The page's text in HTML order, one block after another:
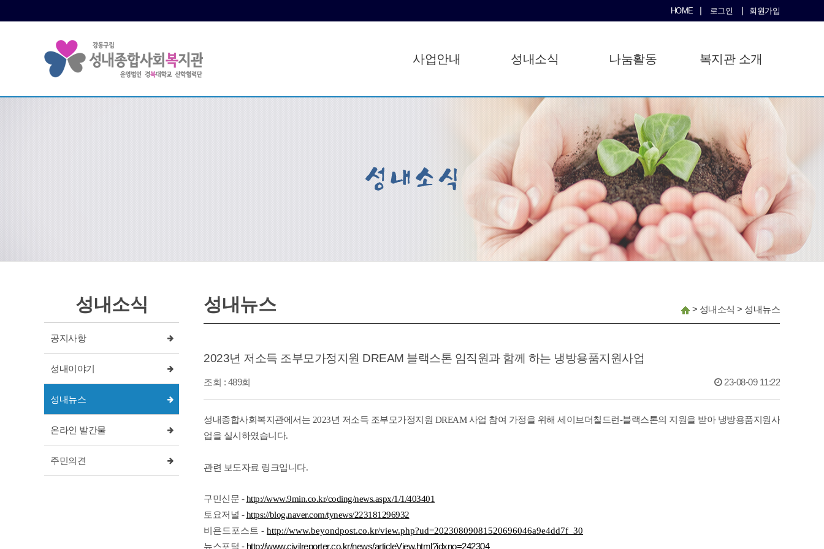
HOME | 로그인 | 회원가입
사업안내 성내소식 나눔활동 복지관 소개
성내소식
성내소식
공지사항
성내이야기
성내뉴스
온라인 발간물
주민의견
성내뉴스 > 성내소식 > 성내뉴스
2023년 저소득 조부모가정지원 DREAM 블랙스톤 임직원과 함께 하는 냉방용품지원사업
조회 : 489회 23-08-09 11:22
성내종합사회복지관에서는 2023년 저소득 조부모가정지원 DREAM 사업 참여 가정을 위해 세이브더칠드런-블랙스톤의 지원을 받아 냉방용품지원사
업을 실시하였습니다.
관련 보도자료 링크입니다.
구민신문 -http://www.9min.co.kr/coding/news.aspx/1/1/403401
토요저널 -https://blog.naver.com/tynews/223181296932
비욘드포스트 - http://www.beyondpost.co.kr/view.php?ud=20230809081520696046a9e4dd7f_30
뉴스포털 - http://www.civilreporter.co.kr/news/articleView.html?idxno=242304